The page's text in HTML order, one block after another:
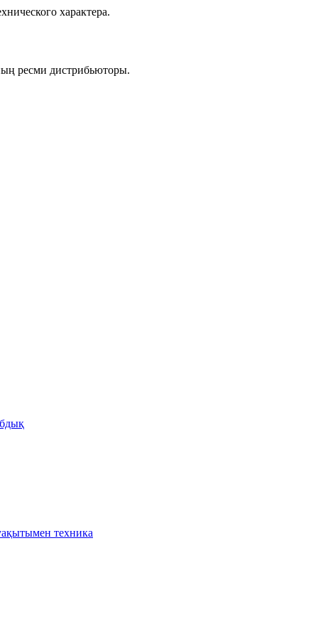
характера.
ресми дистрибьюторы.
техника